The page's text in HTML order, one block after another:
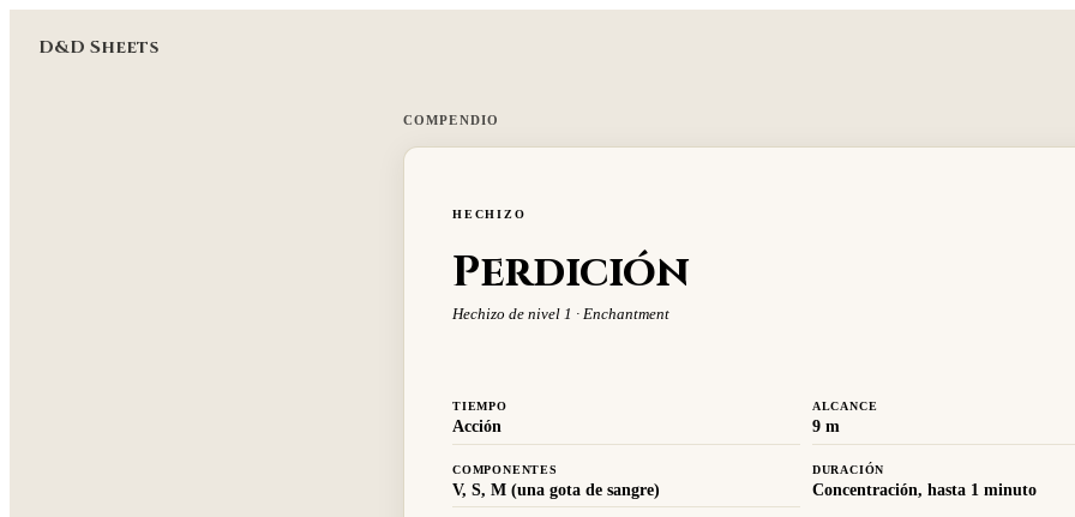
D&D Sheets
COMPENDIO
HECHIZO
Perdición
Hechizo de nivel 1 · Enchantment
TIEMPO
Acción
ALCANCE
9 m
COMPONENTES
V, S, M (una gota de sangre)
DURACIÓN
Concentración, hasta 1 minuto